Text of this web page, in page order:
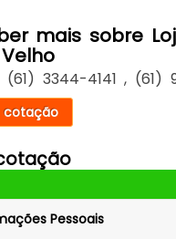
mais sobre
(61) 3344-4141 , (61)
cotação
Pessoais